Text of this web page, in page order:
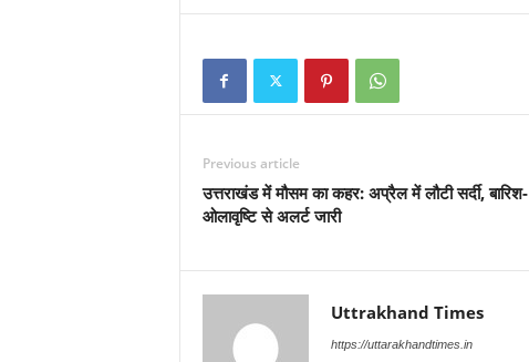
Previous article
उत्तराखंड में मौसम का कहर: अप्रैल में लौटी सर्दी, बारिश-
ओलावृष्टि से अलर्ट जारी
Uttrakhand Times
https://uttarakhandtimes.in